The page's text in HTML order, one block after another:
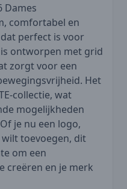
Dames
comfortabel en
perfect is voor
ontworpen met grid
zorgt voor een
Het
collectie, wat
mogelijkheden
je nu een logo,
toevoegen, dit
om een
creëren en je merk